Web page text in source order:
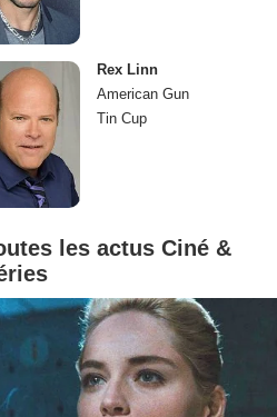
Rex Linn
American Gun
Tin Cup
les actus Ciné &